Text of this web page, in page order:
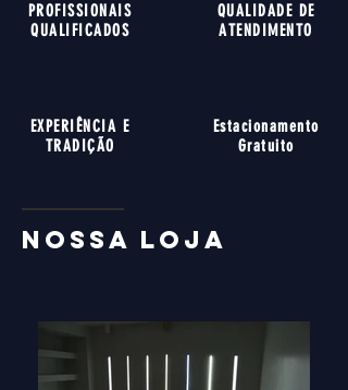
PROFISSIONAIS
QUALIFICADOS
EXPERIÊNCIA E
TRADIÇÃO
QUALIDADE DE
ATENDIMENTO
Estacionamento
Gratuito
nossa loja